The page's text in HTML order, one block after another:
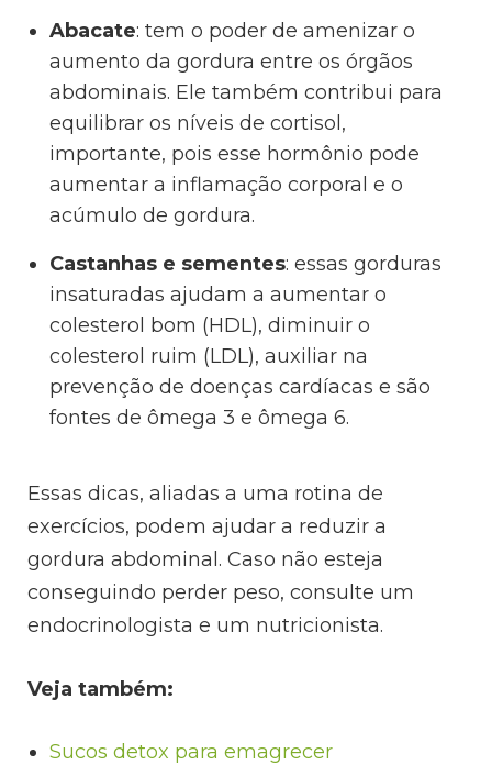
Abacate: tem o poder de amenizar o
aumento da gordura entre os órgãos
abdominais. Ele também contribui para
equilibrar os níveis de cortisol,
importante, pois esse hormônio pode
aumentar a inflamação corporal e o
acúmulo de gordura.
Castanhas e sementes: essas gorduras
insaturadas ajudam a aumentar o
colesterol bom (HDL), diminuir o
colesterol ruim (LDL), auxiliar na
prevenção de doenças cardíacas e são
fontes de ômega 3 e ômega 6.
Essas dicas, aliadas a uma rotina de
exercícios, podem ajudar a reduzir a
gordura abdominal. Caso não esteja
conseguindo perder peso, consulte um
endocrinologista e um nutricionista.
Veja também:
Sucos detox para emagrecer